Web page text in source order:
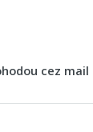
cez mail